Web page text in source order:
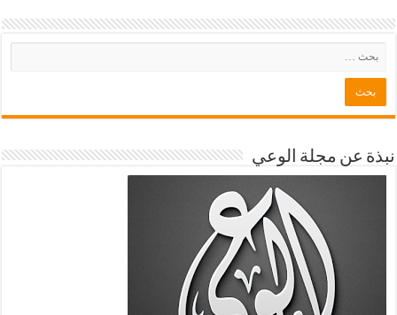
نبذة عن مجلة الوعي